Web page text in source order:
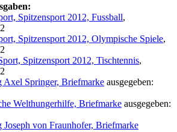
Spitzensport 2012, Fussball,
Spitzensport 2012, Olympische Spiele,
Spitzensport 2012, Tischtennis,
Axel Springer, Briefmarke ausgegeben:
Welthungerhilfe, Briefmarke ausgegeben:
Joseph von Fraunhofer, Briefmarke